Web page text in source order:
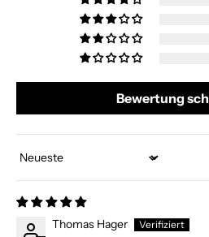
Bewertung
Sort by
Thomas Hager